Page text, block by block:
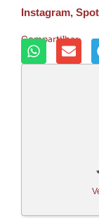
Instagram,
Compartilhar: